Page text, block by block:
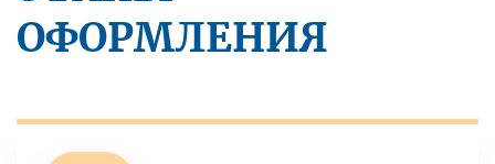
ОФОРМЛЕНИЯ